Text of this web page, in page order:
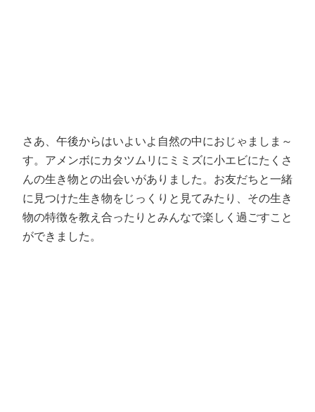
さあ、午後からはいよいよ自然の中におじゃましま～
す。アメンボにカタツムリにミミズに小エビにたくさ
んの生き物との出会いがありました。お友だちと一緒
に見つけた生き物をじっくりと見てみたり、その生き
物の特徴を教え合ったりとみんなで楽しく過ごすこと
ができました。